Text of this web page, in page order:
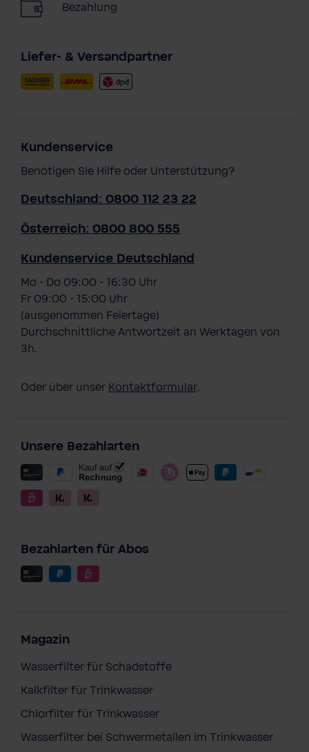
BWT Magnesium Mineralized Water 6er
Pack
€ 34,90
Inhalt:6 Stück
In den Warenkorb
Bezahlung
Liefer- & Versandpartner
Kundenservice
Benötigen Sie Hilfe oder Unterstützung?
Deutschland: 0800 112 23 22
Österreich: 0800 800 555
Kundenservice Deutschland
Mo - Do 09:00 - 16:30 Uhr
Fr 09:00 - 15:00 Uhr
(ausgenommen Feiertage)
Durchschnittliche Antwortzeit an Werktagen von
3h.
Oder über unser Kontaktformular.
Unsere Bezahlarten
Bezahlarten für Abos
Magazin
Wasserfilter für Schadstoffe
Kalkfilter für Trinkwasser
Chlorfilter für Trinkwasser
Wasserfilter bei Schwermetallen im Trinkwasser